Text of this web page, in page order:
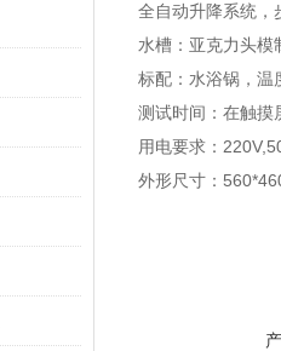
全自动升降系统，
水槽：亚克力头模
标配：水浴锅，温
测试时间：在触摸
用电要求：
外形尺寸：